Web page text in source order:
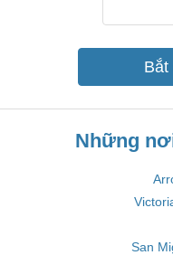
Bắt
Những
San